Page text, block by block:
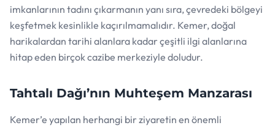
imkanlarının tadını çıkarmanın yanı sıra, çevredeki bölgeyi
keşfetmek kesinlikle kaçırılmamalıdır. Kemer, doğal
harikalardan tarihi alanlara kadar çeşitli ilgi alanlarına
hitap eden birçok cazibe merkeziyle doludur.
Tahtalı Dağı’nın Muhteşem Manzarası
Kemer’e yapılan herhangi bir ziyaretin en önemli